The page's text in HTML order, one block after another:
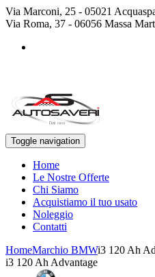
Via Marconi, 25 - 05021
Via Roma, 37 - 06056 Massa
Toggle navigation
Home
Le Nostre Offerte
Chi Siamo
Acquistiamo il tuo usato
Noleggio
Contatti
HomeMarchio BMWi3 120 Ah
i3 120 Ah Advantage